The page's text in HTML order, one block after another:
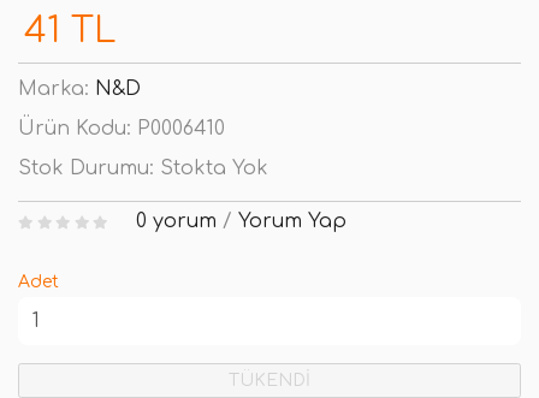
41 TL
Marka: N&D
Ürün Kodu: P0006410
Stok Durumu: Stokta Yok
0 yorum / Yorum Yap
Adet
TÜKENDİ